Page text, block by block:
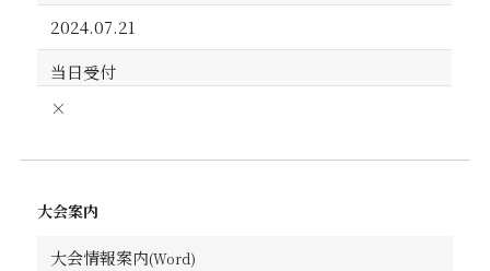
2024.07.21
当日受付
×
大会案内
大会情報案内